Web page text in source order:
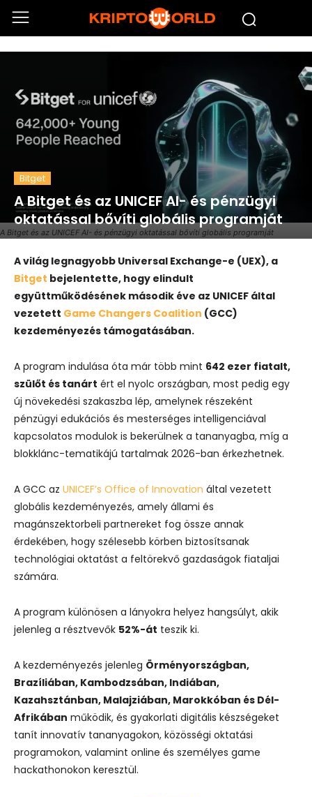
A Bitget és az UNICEF AI- és pénzügyi oktatással bővíti globális programját
Bitget
A Bitget és az UNICEF AI- és pénzügyi
oktatással bővíti globális programját
A világ legnagyobb Universal Exchange-e (UEX), a
Bitget bejelentette, hogy elindult
együttműködésének második éve az UNICEF által
vezetett Game Changers Coalition (GCC)
kezdeményezés támogatásában.
A program indulása óta már több mint 642 ezer fiatalt,
szülőt és tanárt ért el nyolc országban, most pedig egy
új növekedési szakaszba lép, amelynek részeként
pénzügyi edukációs és mesterséges intelligenciával
kapcsolatos modulok is bekerülnek a tananyagba, míg a
blokklánc-tematikájú tartalmak 2026-ban érkezhetnek.
A GCC az UNICEF’s Office of Innovation által vezetett
globális kezdeményezés, amely állami és
magánszektorbeli partnereket fog össze annak
érdekében, hogy szélesebb körben biztosítsanak
technológiai oktatást a feltörekvő gazdaságok fiataljai
számára.
A program különösen a lányokra helyez hangsúlyt, akik
jelenleg a résztvevők 52%-át teszik ki.
A kezdeményezés jelenleg Örményországban,
Brazíliában, Kambodzsában, Indiában,
Kazahsztánban, Malajziában, Marokkóban és Dél-
Afrikában működik, és gyakorlati digitális készségeket
tanít innovatív tananyagokon, közösségi oktatási
programokon, valamint online és személyes game
hackathonokon keresztül.